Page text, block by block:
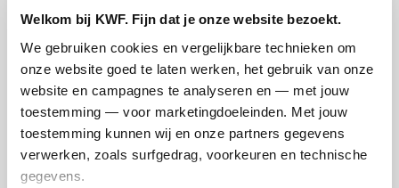
Welkom bij KWF. Fijn dat je onze website bezoekt.
We gebruiken cookies en vergelijkbare technieken om
onze website goed te laten werken, het gebruik van onze
website en campagnes te analyseren en — met jouw
toestemming — voor marketingdoeleinden. Met jouw
toestemming kunnen wij en onze partners gegevens
verwerken, zoals surfgedrag, voorkeuren en technische
gegevens.
Creditcard
Referentie